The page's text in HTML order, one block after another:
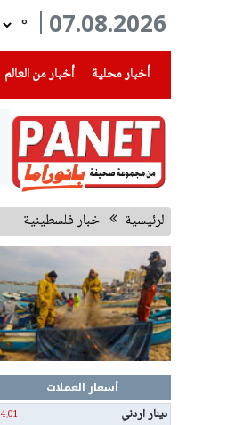
07.08.2026
°
أخبار محلية
(current) أخبار من العالم
الرئيسية اخبار فلسطينية
أسعار العملات
دينار اردني
4.01